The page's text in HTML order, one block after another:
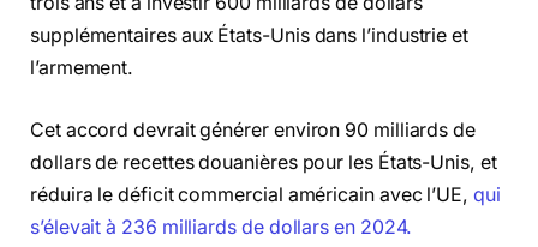
supplémentaires aux États-Unis dans l’industrie et
l’armement.
Cet accord devrait générer environ 90 milliards de
dollars de recettes douanières pour les États-Unis, et
réduira le déficit commercial américain avec l’UE, qui
s’élevait à 236 milliards de dollars en 2024.